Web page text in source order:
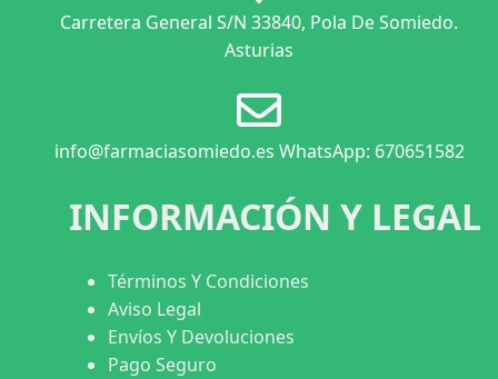
Carretera General S/N 33840, Pola De Somiedo.
Asturias
info@farmaciasomiedo.es WhatsApp: 670651582
INFORMACIÓN Y LEGAL
Términos Y Condiciones
Aviso Legal
Envíos Y Devoluciones
Pago Seguro